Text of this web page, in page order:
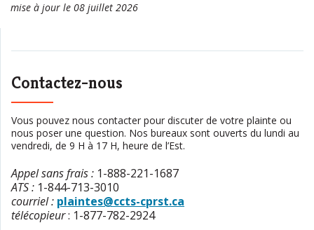
mise à jour le 08 juillet 2026
Contactez-nous
Vous pouvez nous contacter pour discuter de votre plainte ou
nous poser une question. Nos bureaux sont ouverts du lundi au
vendredi, de 9 H à 17 H, heure de l’Est.
Appel sans frais: 1-888-221-1687
ATS: 1-844-713-3010
courriel : plaintes@ccts-cprst.ca
télécopieur: 1-877-782-2924